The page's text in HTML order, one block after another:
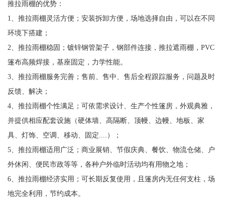
推拉雨棚的优势：
1、推拉雨棚灵活方便；安装拆卸方便，场地选择自由，可以在不同
环境下搭建；
2、推拉雨棚稳固；镀锌钢管架子，钢部件连接，推拉遮雨棚，PVC
篷布高频焊接，基座固定，力学性能。
3、推拉雨棚服务完善；售前、售中、售后全程跟踪服务，问题及时
反馈、解决；
4、推拉雨棚个性满足；可依需求设计、生产个性篷房，外观典雅，
并提供相应配套设施（硬体墙、高隔断、顶幔、边幔、地板、家
具、灯饰、空调、移动、固定....）；
5、推拉雨棚适用广泛；商业展销、节假庆典、餐饮、物流仓储、户
外休闲、便民市政等等，各种户外临时活动均有用物之地；
6、推拉雨棚经济实用；可长期反复使用，且篷房内无任何支柱，场
地完全利用，节约成本。